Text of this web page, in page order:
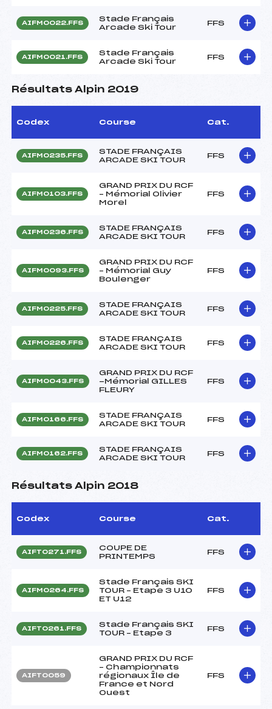
AIFM0022.FFS
Stade Français
Arcade Ski Tour
FFS
AIFM0021.FFS
Stade Français
Arcade Ski Tour
FFS
Résultats Alpin 2019
Codex Course Cat.
AIFM0235.FFS
STADE FRANÇAIS
ARCADE SKI TOUR
FFS
AIFM0103.FFS
GRAND PRIX DU RCF
– Mémorial Olivier
Morel
FFS
AIFM0236.FFS
STADE FRANÇAIS
ARCADE SKI TOUR
FFS
AIFM0093.FFS
GRAND PRIX DU RCF
– Mémorial Guy
Boulenger
FFS
AIFM0225.FFS
STADE FRANÇAIS
ARCADE SKI TOUR
FFS
AIFM0226.FFS
STADE FRANÇAIS
ARCADE SKI TOUR
FFS
AIFM0043.FFS
GRAND PRIX DU RCF
-Mémorial GILLES
FLEURY
FFS
AIFM0166.FFS
STADE FRANÇAIS
ARCADE SKI TOUR
FFS
AIFM0162.FFS
STADE FRANÇAIS
ARCADE SKI TOUR
FFS
Résultats Alpin 2018
Codex Course Cat.
AIFT0271.FFS
COUPE DE
PRINTEMPS
FFS
AIFM0264.FFS
Stade Français SKI
TOUR – Etape 3 U10
ET U12
FFS
AIFT0261.FFS
Stade Français SKI
TOUR – Etape 3
FFS
AIFT0059
GRAND PRIX DU RCF
– Championnats
régionaux Île de
France et Nord
Ouest
FFS